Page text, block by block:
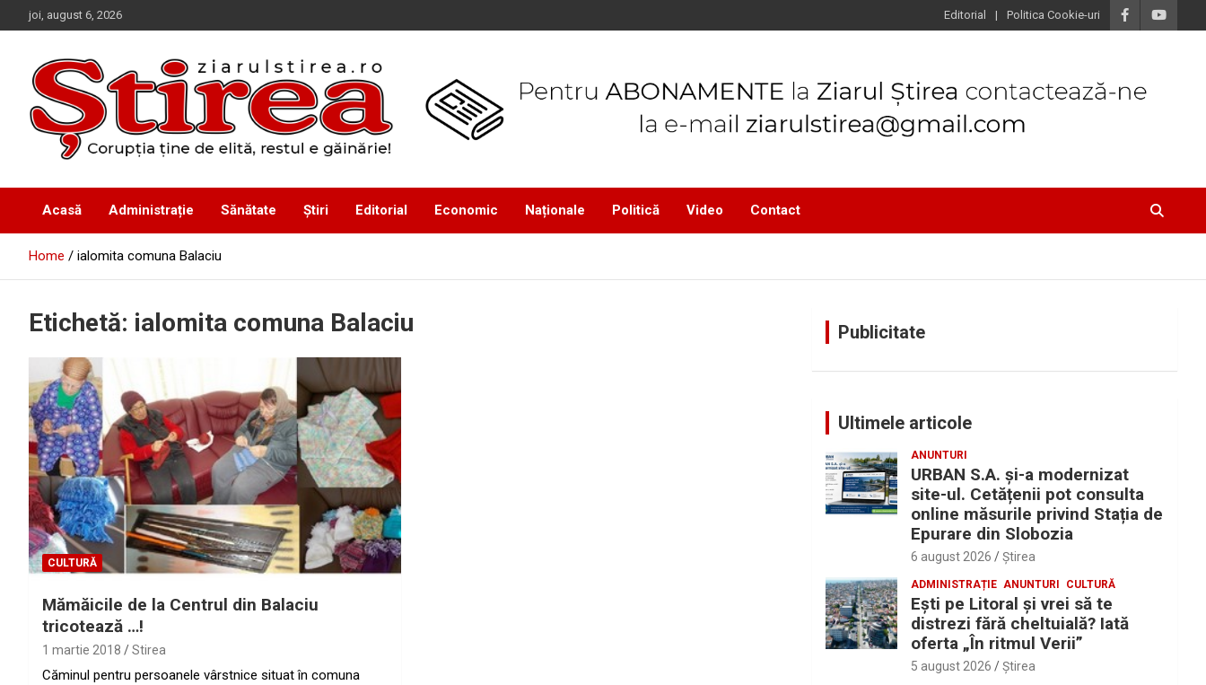
to
joi, august 6, 2026 Editorial Politica Cookie-uri
Ziarul Știrea
Acasă Administrație Sănătate Știri Editorial Economic Naționale Politică Video Contact
Home ialomita comuna Balaciu
Etichetă: ialomita comuna Balaciu
CULTURĂ
Mămăicile de la Centrul din Balaciu
tricotează …!
1 martie 2018 Stirea
Căminul pentru persoanele vârstnice situat în comuna
Publicitate
Ultimele articole
ANUNTURI
URBAN S.A. și-a modernizat
site-ul. Cetățenii pot consulta
online măsurile privind Stația de
Epurare din Slobozia
6 august 2026 Ştirea
ADMINISTRAȚIE ANUNTURI CULTURĂ
Eşti pe Litoral şi vrei să te
distrezi fără cheltuială? Iată
oferta „În ritmul Verii”
5 august 2026 Ştirea